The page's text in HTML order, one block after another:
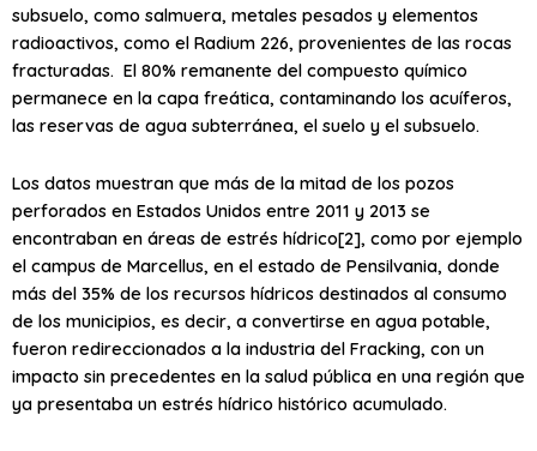
subsuelo, como salmuera, metales pesados y elementos
radioactivos, como el Radium 226, provenientes de las rocas
fracturadas. El 80% remanente del compuesto químico
permanece en la capa freática, contaminando los acuíferos,
las reservas de agua subterránea, el suelo y el subsuelo.
Los datos muestran que más de la mitad de los pozos
perforados en Estados Unidos entre 2011 y 2013 se
encontraban en áreas de estrés hídrico[2], como por ejemplo
el campus de Marcellus, en el estado de Pensilvania, donde
más del 35% de los recursos hídricos destinados al consumo
de los municipios, es decir, a convertirse en agua potable,
fueron redireccionados a la industria del Fracking, con un
impacto sin precedentes en la salud pública en una región que
ya presentaba un estrés hídrico histórico acumulado.